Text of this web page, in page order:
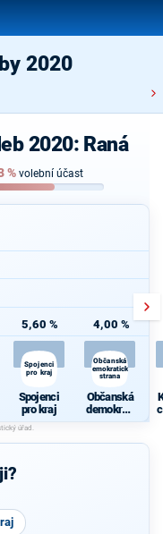
2020
2020: Raná
% volební účast
5,60 %
Spojenci
pro kraj
Spojenci
pro kraj
4,00 %
Občanská
demokratická
strana
Občanská
demokrati
cká strana